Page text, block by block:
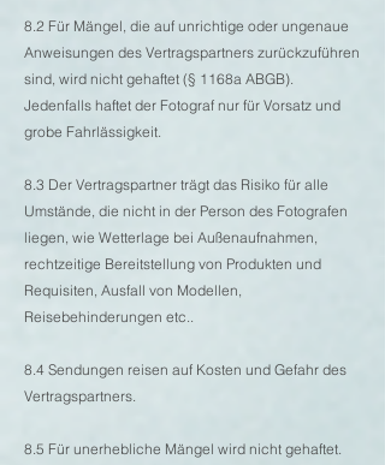
8.2 Für Mängel, die auf unrichtige oder ungenaue
Anweisungen des Vertragspartners zurückzuführen
sind, wird nicht gehaftet (§ 1168a ABGB).
Jedenfalls haftet der Fotograf nur für Vorsatz und
grobe Fahrlässigkeit.
8.3 Der Vertragspartner trägt das Risiko für alle
Umstände, die nicht in der Person des Fotografen
liegen, wie Wetterlage bei Außenaufnahmen,
rechtzeitige Bereitstellung von Produkten und
Requisiten, Ausfall von Modellen,
Reisebehinderungen etc..
8.4 Sendungen reisen auf Kosten und Gefahr des
Vertragspartners.
8.5 Für unerhebliche Mängel wird nicht gehaftet.